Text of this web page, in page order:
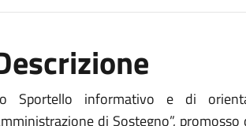
Sportello informativo e di
di Sostegno”,